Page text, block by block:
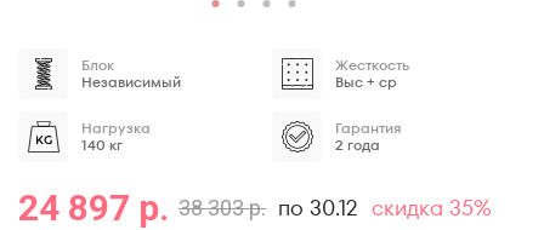
Блок
Независимый
Жесткость
Выс + ср
Нагрузка
140 кг
Гарантия
2 года
38 303 р.
24 897 р. по 30.12 скидка 35%